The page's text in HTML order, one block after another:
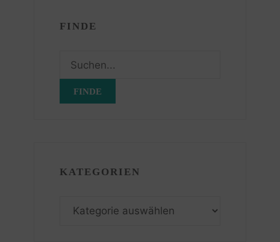
FINDE
Suchen
nach:
KATEGORIEN
Kategorien